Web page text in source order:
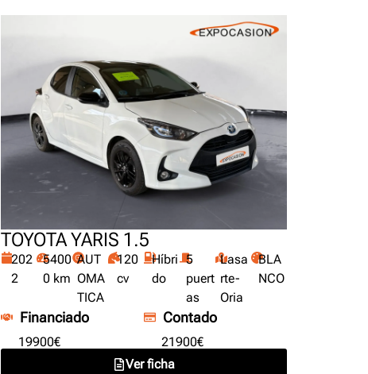
TOYOTA YARIS 1.5
202
2
5400
0 km
AUT
OMA
TICA
120
cv
Híbri
do
5
puert
as
Lasa
rte-
Oria
BLA
NCO
Financiado
19900€
Contado
21900€
Ver ficha